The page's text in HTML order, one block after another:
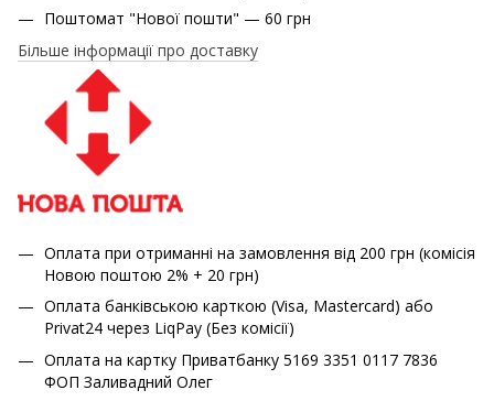
Поштомат "Нової пошти" — 60 грн
Більше інформації про доставку
Оплата при отриманні на замовлення від 200 грн (комісія
Новою поштою 2% + 20 грн)
Оплата банківською карткою (Visa, Mastercard) або
Privat24 через LiqPay (Без комісії)
Оплата на картку Приватбанку 5169 3351 0117 7836
ФОП Заливадний Олег